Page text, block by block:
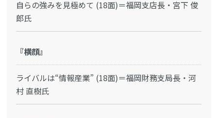
自らの強みを見極めて (18面)＝福岡支店長・宮下 俊
郎氏
『横顔』
ライバルは“情報産業” (18面)＝福岡財務支局長・河
村 直樹氏